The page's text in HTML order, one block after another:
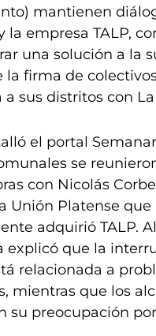
mantienen
la empresa TALP,
una solución a la
la firma de
a sus distritos con
el portal
se
con Nicolás
Unión Platense que
adquirió TALP.
explicó que la
relacionada a
mientras que los
su preocupación